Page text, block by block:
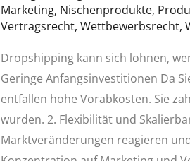
sollten
Marketing, Nischenprodukte,
Vertragsrecht, Wettbewerbsrecht,
Dropshipping kann sich lohnen,
Geringe Anfangsinvestitionen Da
entfallen hohe Vorabkosten. Sie
wurden. 2. Flexibilität und
Marktveränderungen reagieren